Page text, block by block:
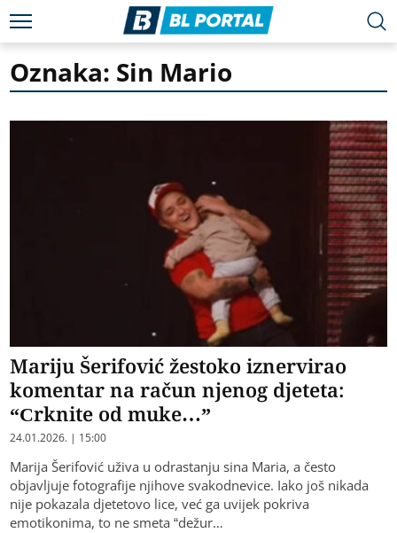
Oznaka: Sin Mario
Mariju Šerifović žestoko iznervirao
komentar na račun njenog djeteta:
“Crknite od muke…”
24.01.2026. | 15:00
Marija Šerifović uživa u odrastanju sina Maria, a često
objavljuje fotografije njihove svakodnevice. Iako još nikada
nije pokazala djetetovo lice, već ga uvijek pokriva
emotikonima, to ne smeta “dežur…